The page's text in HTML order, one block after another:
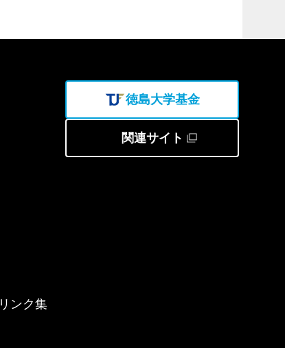
徳島大学基金
関連サイト
リンク集